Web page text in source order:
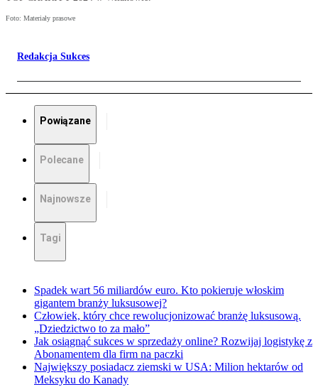
Foto: Materiały prasowe
Redakcja Sukces
Powiązane
Polecane
Najnowsze
Tagi
Spadek wart 56 miliardów euro. Kto pokieruje włoskim
gigantem branży luksusowej?
Człowiek, który chce rewolucjonizować branżę luksusową.
„Dziedzictwo to za mało”
Jak osiągnąć sukces w sprzedaży online? Rozwijaj logistykę z
Abonamentem dla firm na paczki
Największy posiadacz ziemski w USA: Milion hektarów od
Meksyku do Kanady